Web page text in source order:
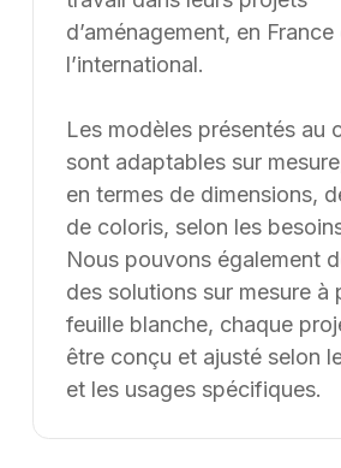
d’aménagement, en France
l’international.
Les modèles présentés au
sont adaptables sur
en termes de dimensions,
de coloris, selon les
Nous pouvons également
des solutions sur mesure à
feuille blanche, chaque
être conçu et ajusté selon
et les usages spécifiques.